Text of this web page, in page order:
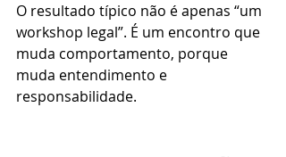
O resultado típico não é apenas “um
workshop legal”. É um encontro que
muda comportamento, porque
muda entendimento e
responsabilidade.